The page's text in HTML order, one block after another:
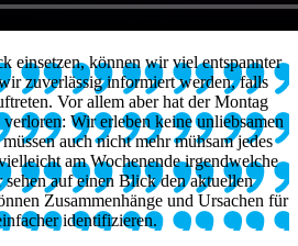
einsetzen, können wir viel entspannter
zuverlässig informiert werden, falls
Vor allem aber hat der Montag
Wir erleben keine unliebsamen
auch nicht mehr mühsam jedes
am Wochenende irgendwelche
sehen auf einen Blick den aktuellen
Zusammenhänge und Ursachen für
identifizieren.